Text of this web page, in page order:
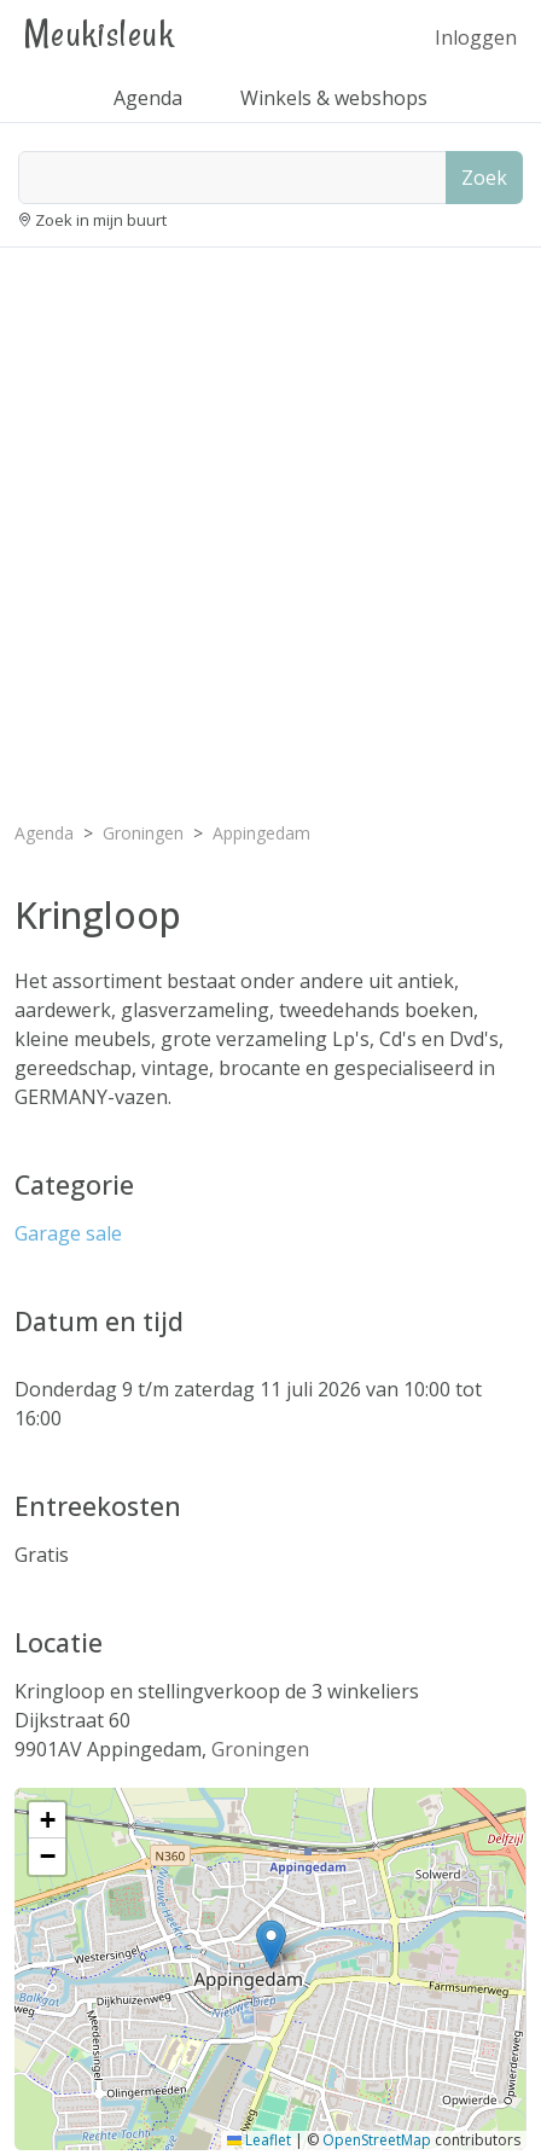
Meukisleuk Inloggen
Agenda Winkels & webshops
Zoek
Zoek in mijn buurt
Agenda Groningen Appingedam
Kringloop
Het assortiment bestaat onder andere uit antiek,
aardewerk, glasverzameling, tweedehands boeken,
kleine meubels, grote verzameling Lp's, Cd's en Dvd's,
gereedschap, vintage, brocante en gespecialiseerd in
GERMANY-vazen.
Categorie
Garage sale
Datum en tijd
Donderdag 9 t/m zaterdag 11 juli 2026 van 10:00 tot
16:00
Entreekosten
Gratis
Locatie
Kringloop en stellingverkoop de 3 winkeliers
Dijkstraat 60
9901AVAppingedam, Groningen
+
−
Leaflet| ©OpenStreetMap contributors